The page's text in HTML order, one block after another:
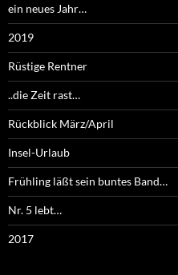
ein neues Jahr…
2019
Rüstige Rentner
..die Zeit rast…
Rückblick März/April
Insel-Urlaub
Frühling läßt sein buntes Band…
Nr. 5 lebt…
2017